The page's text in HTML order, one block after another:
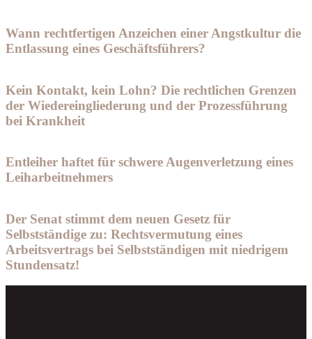
Wann rechtfertigen Anzeichen einer Angstkultur die
Entlassung eines Geschäftsführers?
Kein Kontakt, kein Lohn? Die rechtlichen Grenzen
der Wiedereingliederung und der Prozessführung
bei Krankheit
Entleiher haftet für schwere Augenverletzung eines
Leiharbeitnehmers
Der Senat stimmt dem neuen Gesetz für
Selbstständige zu: Rechtsvermutung eines
Arbeitsvertrags bei Selbstständigen mit niedrigem
Stundensatz!